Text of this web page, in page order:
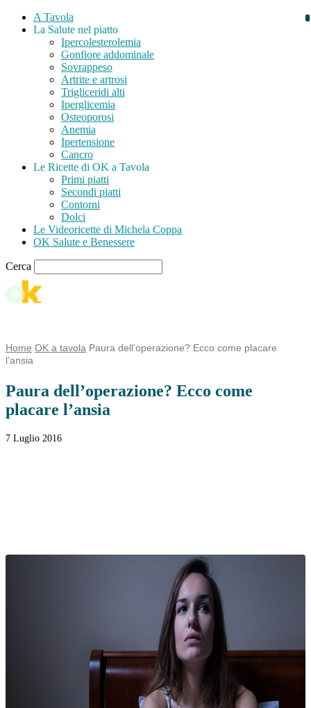
A Tavola
La Salute nel piatto
Ipercolesterolemia
Gonfiore addominale
Sovrappeso
Artrite e artrosi
Trigliceridi alti
Iperglicemia
Osteoporosi
Anemia
Ipertensione
Cancro
Le Ricette di OK a Tavola
Primi piatti
Secondi piatti
Contorni
Dolci
Le Videoricette di Michela Coppa
OK Salute e Benessere
Cerca
Home OK a tavola Paura dell’operazione? Ecco come placare
l’ansia
Paura dell’operazione? Ecco come
placare l’ansia
7 Luglio 2016